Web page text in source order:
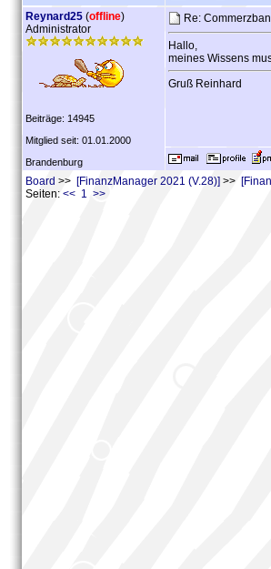
Reynard25 (offline)
Administrator
Beiträge: 14945
Mitglied seit: 01.01.2000
Brandenburg
Re:
Hallo,
meines Wissens
Gruß Reinhard
Board >> [FinanzManager 2021 (V.28)] >>
Seiten: << 1 >>